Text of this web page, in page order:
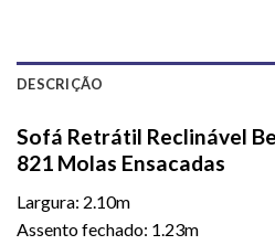
DESCRIÇÃO
Sofá Retrátil Reclinável
821 Molas Ensacadas
Largura: 2.10m
Assento fechado: 1.23m